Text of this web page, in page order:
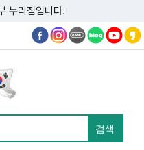
누리집입니다.